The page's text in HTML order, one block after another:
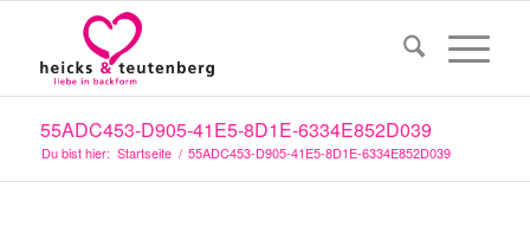
55ADC453-D905-41E5-8D1E-6334E852D039
Du bist hier: Startseite / 55ADC453-D905-41E5-8D1E-6334E852D039